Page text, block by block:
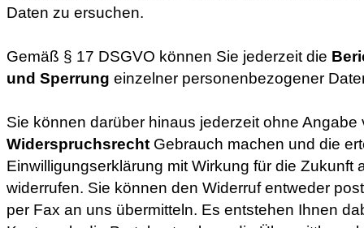
Daten zu ersuchen.
Gemäß § 17 DSGVO können Sie jederzeit die
und Sperrung einzelner personenbezogener
Sie können darüber hinaus jederzeit ohne
Widerspruchsrecht Gebrauch machen und die
Einwilligungserklärung mit Wirkung für die Zukunft
widerrufen. Sie können den Widerruf entweder
per Fax an uns übermitteln. Es entstehen Ihnen